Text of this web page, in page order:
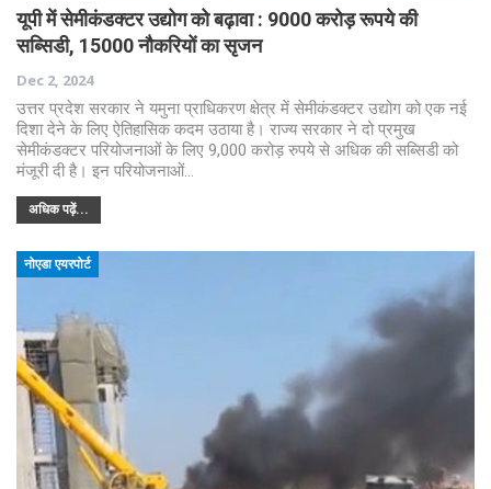
यूपी में सेमीकंडक्टर उद्योग को बढ़ावा : 9000 करोड़ रूपये की
सब्सिडी, 15000 नौकरियों का सृजन
Dec 2, 2024
उत्तर प्रदेश सरकार ने यमुना प्राधिकरण क्षेत्र में सेमीकंडक्टर उद्योग को एक नई
दिशा देने के लिए ऐतिहासिक कदम उठाया है। राज्य सरकार ने दो प्रमुख
सेमीकंडक्टर परियोजनाओं के लिए 9,000 करोड़ रुपये से अधिक की सब्सिडी को
मंजूरी दी है। इन परियोजनाओं…
अधिक पढ़ें...
नोएडा एयरपोर्ट